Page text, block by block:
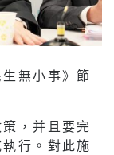
無小事》節
，并且要完
行。對此施